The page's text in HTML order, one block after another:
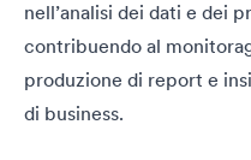
nell’analisi dei dati e dei
contribuendo al
produzione di report e
di business.